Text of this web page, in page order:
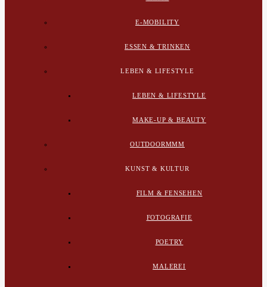
E-MOBILITY
ESSEN & TRINKEN
LEBEN & LIFESTYLE
LEBEN & LIFESTYLE
MAKE-UP & BEAUTY
OUTDOORMMM
KUNST & KULTUR
FILM & FENSEHEN
FOTOGRAFIE
POETRY
MALEREI